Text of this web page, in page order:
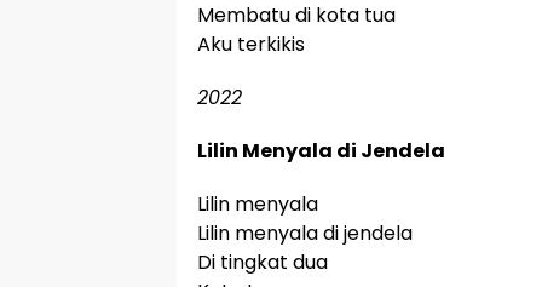
Membatu di kota tua
Aku terkikis
2022
Lilin Menyala di Jendela
Lilin menyala
Lilin menyala di jendela
Di tingkat dua